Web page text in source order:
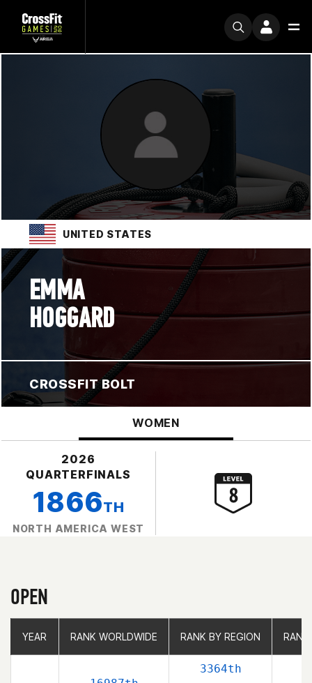
UNITED STATES
EMMA
HOGGARD
CROSSFIT BOLT
WOMEN
2026
QUARTERFINALS
1866TH
NORTH AMERICA WEST
OPEN
YEAR RANK WORLDWIDE RANK BY REGION
3364th
YEAR RANK WORLDWIDE RANK BY REGION